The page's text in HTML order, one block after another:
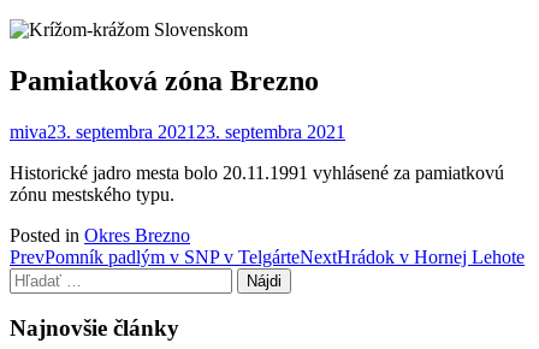
Pamiatková zóna Brezno
miva23. septembra 2021 23. septembra 2021
Historické jadro mesta bolo 20.11.1991 vyhlásené za pamiatkovú
zónu mestského typu.
Posted in Okres Brezno
Post
navigation
PrevPomník padlým v SNP v TelgárteNextHrádok v Hornej Lehote
Hľadať:
Najnovšie články